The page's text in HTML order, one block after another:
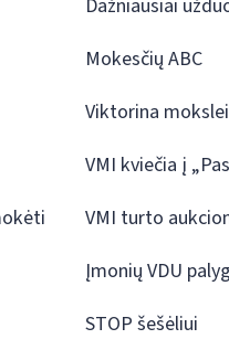
Dažniausiai
Mokesčių ABC
Viktorina
VMI kviečia į
VMI turto
Įmonių VDU
STOP šešėliui